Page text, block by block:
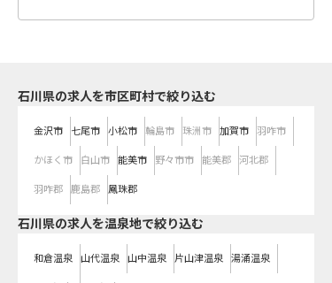
石川県の求人を市区町村で絞り込む
金沢市 七尾市 小松市 輪島市 珠洲市 加賀市 羽咋市
かほく市 白山市 能美市 野々市市 能美郡 河北郡
羽咋郡 鹿島郡 鳳珠郡
石川県の求人を温泉地で絞り込む
和倉温泉 山代温泉 山中温泉 片山津温泉 湯涌温泉